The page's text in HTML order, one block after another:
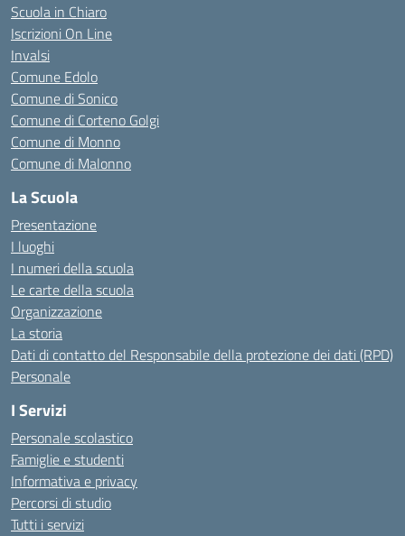
Scuola in Chiaro
Iscrizioni On Line
Invalsi
Comune Edolo
Comune di Sonico
Comune di Corteno Golgi
Comune di Monno
Comune di Malonno
La Scuola
Presentazione
I luoghi
I numeri della scuola
Le carte della scuola
Organizzazione
La storia
Dati di contatto del Responsabile della protezione dei dati (RPD)
Personale
I Servizi
Personale scolastico
Famiglie e studenti
Informativa e privacy
Percorsi di studio
Tutti i servizi